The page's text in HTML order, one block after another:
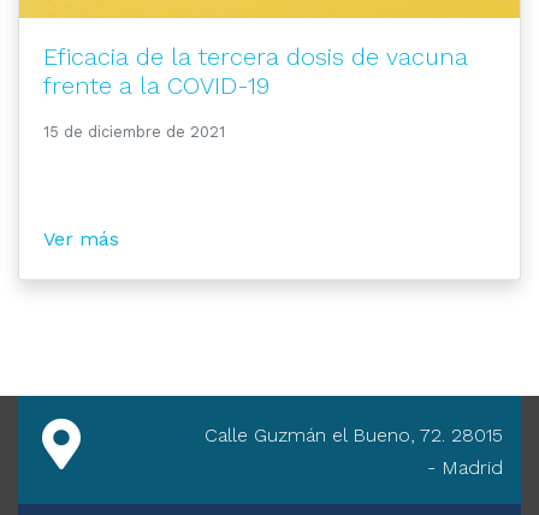
Eficacia de la tercera dosis de vacuna
frente a la COVID-19
15 de diciembre de 2021
Ver más
Calle Guzmán el Bueno, 72. 28015
- Madrid